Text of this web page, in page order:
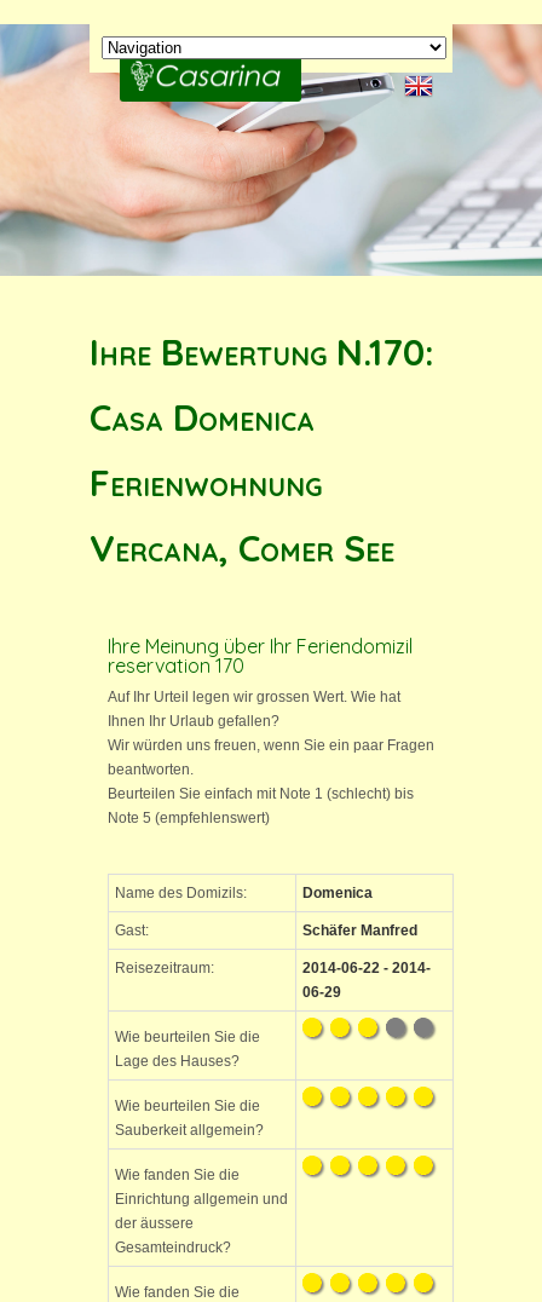
Ihre Bewertung N.170:
Casa Domenica
Ferienwohnung
Vercana, Comer See
Ihre Meinung über Ihr Feriendomizil
reservation 170
Auf Ihr Urteil legen wir grossen Wert. Wie hat
Ihnen Ihr Urlaub gefallen?
Wir würden uns freuen, wenn Sie ein paar Fragen
beantworten.
Beurteilen Sie einfach mit Note 1 (schlecht) bis
Note 5 (empfehlenswert)
Name des Domizils: Domenica
Gast: Schäfer Manfred
Reisezeitraum:
2014-06-22 - 2014-
06-29
Wie beurteilen Sie die
Lage des Hauses?
Wie beurteilen Sie die
Sauberkeit allgemein?
Wie fanden Sie die
Einrichtung allgemein und
der äussere
Gesamteindruck?
Wie fanden Sie die